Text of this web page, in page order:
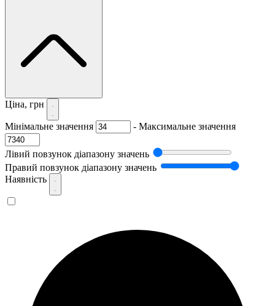
Ціна, грн
Мінімальне значення - Максимальне значення
Лівий повзунок діапазону значень
Правий повзунок діапазону значень
Наявність